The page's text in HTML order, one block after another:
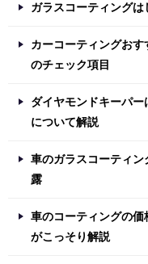
ガラスコーティング
カーコーティングお
のチェック項目
ダイヤモンドキーパ
について解説
車のガラスコーティ
露
車のコーティングの価
がこっそり解説